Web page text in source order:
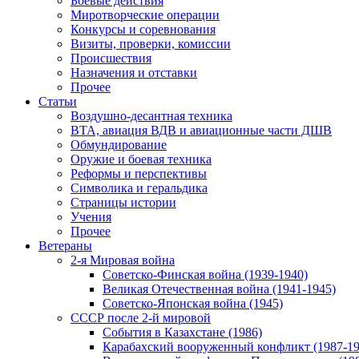
Миротворческие операции
Конкурсы и соревнования
Визиты, проверки, комиссии
Происшествия
Назначения и отставки
Прочее
Статьи
Воздушно-десантная техника
ВТА, авиация ВДВ и авиационные части ДШВ
Обмундирование
Оружие и боевая техника
Реформы и перспективы
Символика и геральдика
Страницы истории
Учения
Прочее
Ветераны
2-я Мировая война
Советско-Финская война (1939-1940)
Великая Отечественная война (1941-1945)
Советско-Японская война (1945)
СССР после 2-й мировой
События в Казахстане (1986)
Карабахский вооруженный конфликт (1987-